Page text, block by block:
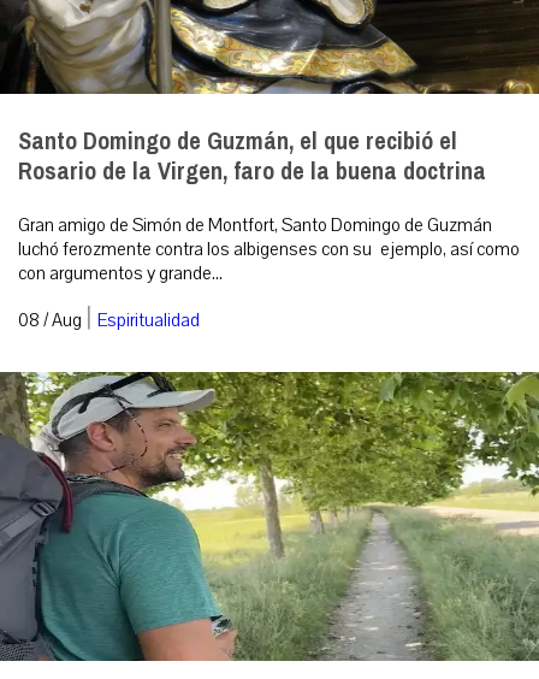
Santo Domingo de Guzmán, el que recibió el
Rosario de la Virgen, faro de la buena doctrina
Gran amigo de Simón de Montfort, Santo Domingo de Guzmán
luchó ferozmente contra los albigenses con su ejemplo, así como
con argumentos y grande...
08 / Aug | Espiritualidad